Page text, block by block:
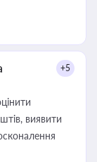
+5
виявити